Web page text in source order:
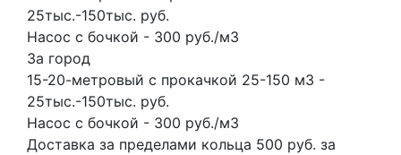
25тыс.-150тыс. руб.
Насос с бочкой - 300 руб./м3
За город
15-20-метровый с прокачкой 25-150 м3 -
25тыс.-150тыс. руб.
Насос с бочкой - 300 руб./м3
Доставка за пределами кольца 500 руб. за